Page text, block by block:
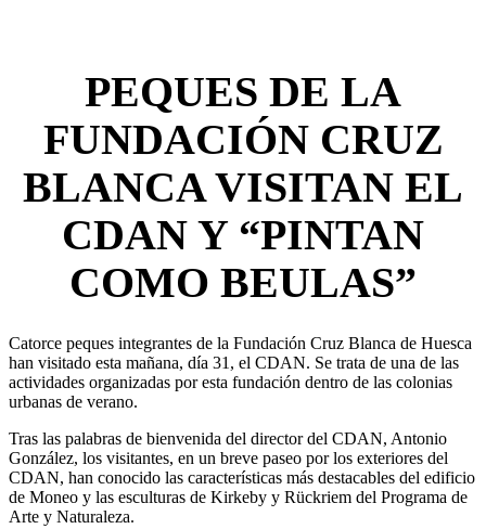
PEQUES DE LA
FUNDACIÓN CRUZ
BLANCA VISITAN EL
CDAN Y “PINTAN
COMO BEULAS”
Catorce peques integrantes de la Fundación Cruz Blanca de Huesca
han visitado esta mañana, día 31, el CDAN. Se trata de una de las
actividades organizadas por esta fundación dentro de las colonias
urbanas de verano.
Tras las palabras de bienvenida del director del CDAN, Antonio
González, los visitantes, en un breve paseo por los exteriores del
CDAN, han conocido las características más destacables del edificio
de Moneo y las esculturas de Kirkeby y Rückriem del Programa de
Arte y Naturaleza.